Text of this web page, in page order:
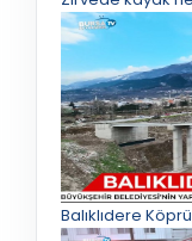
Balıklıdere